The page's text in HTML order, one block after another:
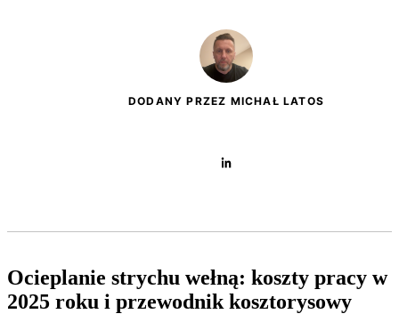
DODANY PRZEZ MICHAŁ LATOS
Ocieplanie strychu wełną: koszty pracy w
2025 roku i przewodnik kosztorysowy